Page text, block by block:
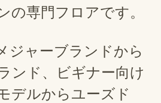
の専門フロアです。
ジャーブランドから
ンド、ビギナー向け
デルからユーズド